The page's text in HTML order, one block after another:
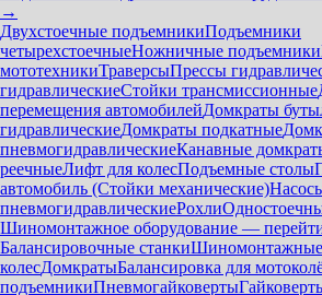
→
Двухстоечные подъемникиПодъемники
четырехстоечныеНожничные подъемники
мототехникиТраверсыПрессы
гидравлическиеСтойки трансмиссионные
перемещения автомобилейДомкраты
гидравлическиеДомкраты подкатные
пневмогидравлическиеКанавные
реечныеЛифт для колесПодъемные столы
автомобиль (Стойки механические)
пневмогидравлическиеРохли
Шиномонтажное оборудование —
Балансировочные станкиШиномонтажные
колесДомкратыБалансировка для
подъемникиПневмогайковерты